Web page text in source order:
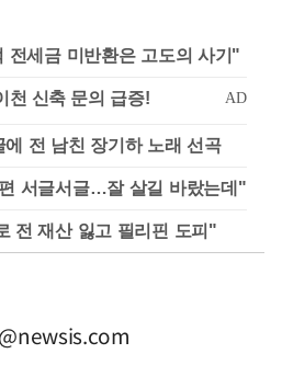
전세금 미반환은 고도의 사기"
에 전 남친 장기하 노래 선곡
서글서글…잘 살길 바랐는데"
전 재산 잃고 필리핀 도피"